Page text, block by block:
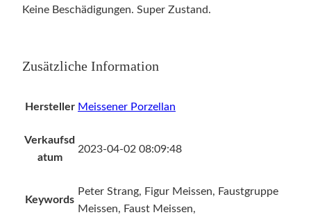
.
a
r
e
Keine Beschädigungen. Super Zustand.
Zusätzliche Information
Hersteller Meissener Porzellan
Verkaufsd
atum
2023-04-02 08:09:48
Keywords
Peter Strang, Figur Meissen, Faustgruppe
Meissen, Faust Meissen,